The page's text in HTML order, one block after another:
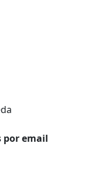
por email